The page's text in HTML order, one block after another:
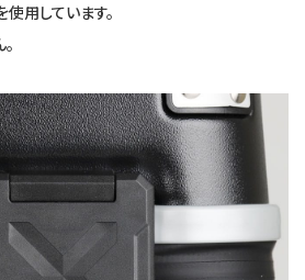
用しています。